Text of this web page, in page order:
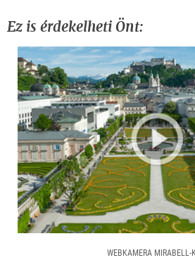
Ez is érdekelheti Önt:
WEBKAMERA MIRABELL-